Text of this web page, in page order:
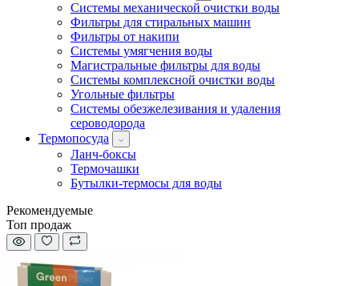
Системы механической очистки воды
Фильтры для стиральных машин
Фильтры от накипи
Системы умягчения воды
Магистральные фильтры для воды
Системы комплексной очистки воды
Угольные фильтры
Системы обезжелезивания и удаления
сероводорода
Термопосуда
Ланч-боксы
Термочашки
Бутылки-термосы для воды
Рекомендуемые
Топ продаж